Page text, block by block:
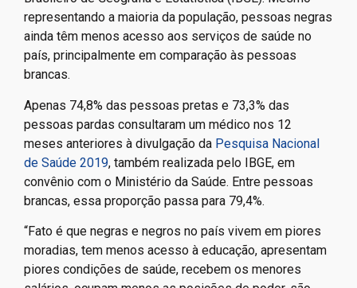
representando a maioria da população, pessoas negras
ainda têm menos acesso aos serviços de saúde no
país, principalmente em comparação às pessoas
brancas.
Apenas 74,8% das pessoas pretas e 73,3% das
pessoas pardas consultaram um médico nos 12
meses anteriores à divulgação da Pesquisa Nacional
de Saúde 2019, também realizada pelo IBGE, em
convênio com o Ministério da Saúde. Entre pessoas
brancas, essa proporção passa para 79,4%.
“Fato é que negras e negros no país vivem em piores
moradias, tem menos acesso à educação, apresentam
piores condições de saúde, recebem os menores